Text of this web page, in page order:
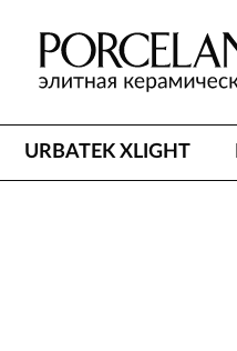
URBATEK XLIGHT